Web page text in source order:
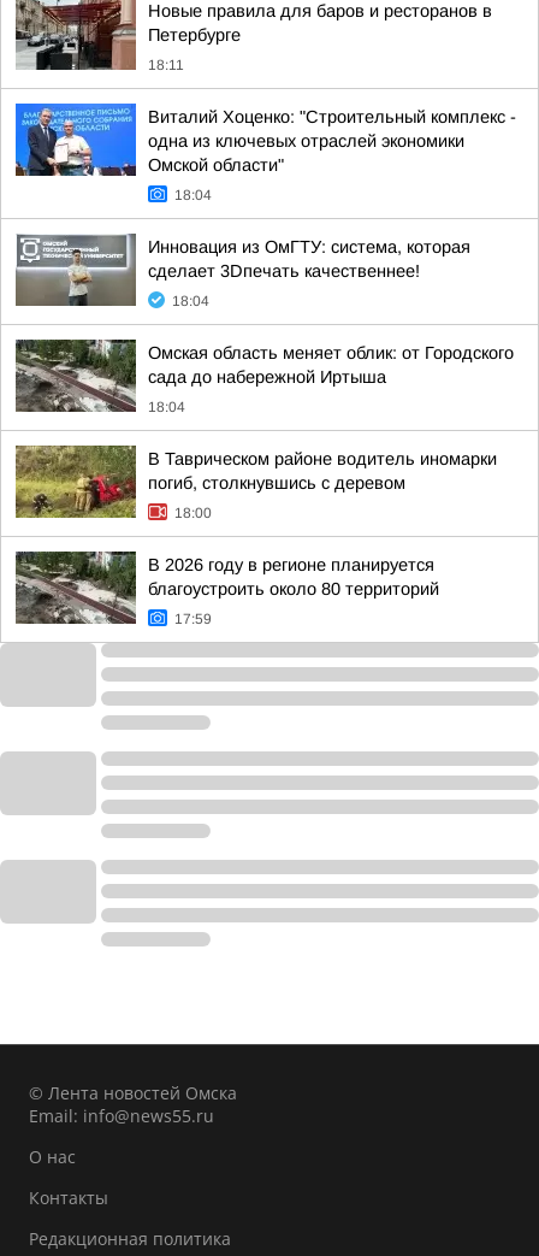
Новые правила для баров и ресторанов в
Петербурге
18:11
Виталий Хоценко: "Строительный комплекс -
одна из ключевых отраслей экономики
Омской области"
18:04
Инновация из ОмГТУ: система, которая
сделает 3Dпечать качественнее!
18:04
Омская область меняет облик: от Городского
сада до набережной Иртыша
18:04
В Таврическом районе водитель иномарки
погиб, столкнувшись с деревом
18:00
В 2026 году в регионе планируется
благоустроить около 80 территорий
17:59
© Лента новостей Омска
Email: info@news55.ru
О нас
Контакты
Редакционная политика